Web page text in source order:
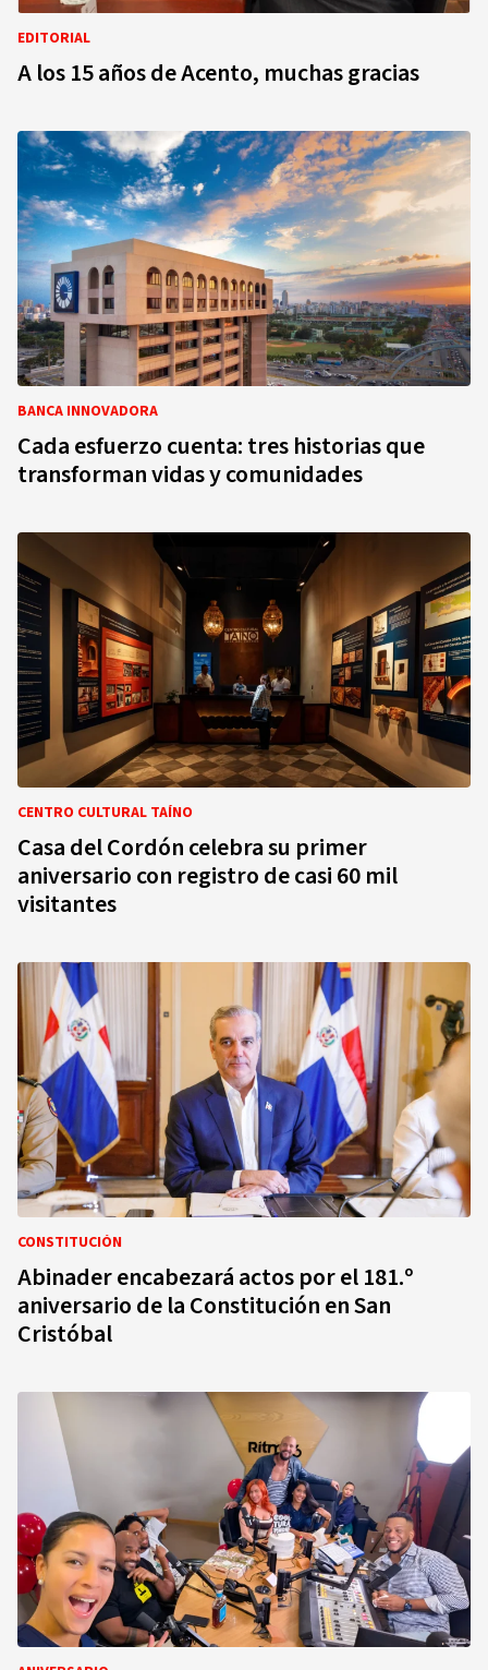
EDITORIAL
A los 15 años de Acento, muchas gracias
BANCA INNOVADORA
Cada esfuerzo cuenta: tres historias que
transforman vidas y comunidades
CENTRO CULTURAL TAÍNO
Casa del Cordón celebra su primer
aniversario con registro de casi 60 mil
visitantes
CONSTITUCIÓN
Abinader encabezará actos por el 181.º
aniversario de la Constitución en San
Cristóbal